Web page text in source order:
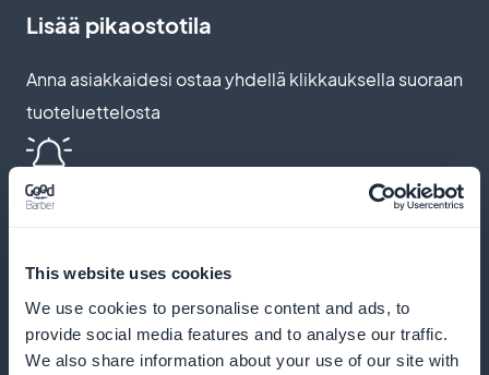
This website uses cookies
We use cookies to personalise content and ads, to
provide social media features and to analyse our traffic.
We also share information about your use of our site with
Lisää pikaostotila
Anna asiakkaidesi ostaa yhdellä klikkauksella suoraan
tuoteluettelosta
Lähetä kiinnostavia push-ilmoituksia
Tiedota asiakkaille uusista tulokkaista ja
erikoistarjouksista